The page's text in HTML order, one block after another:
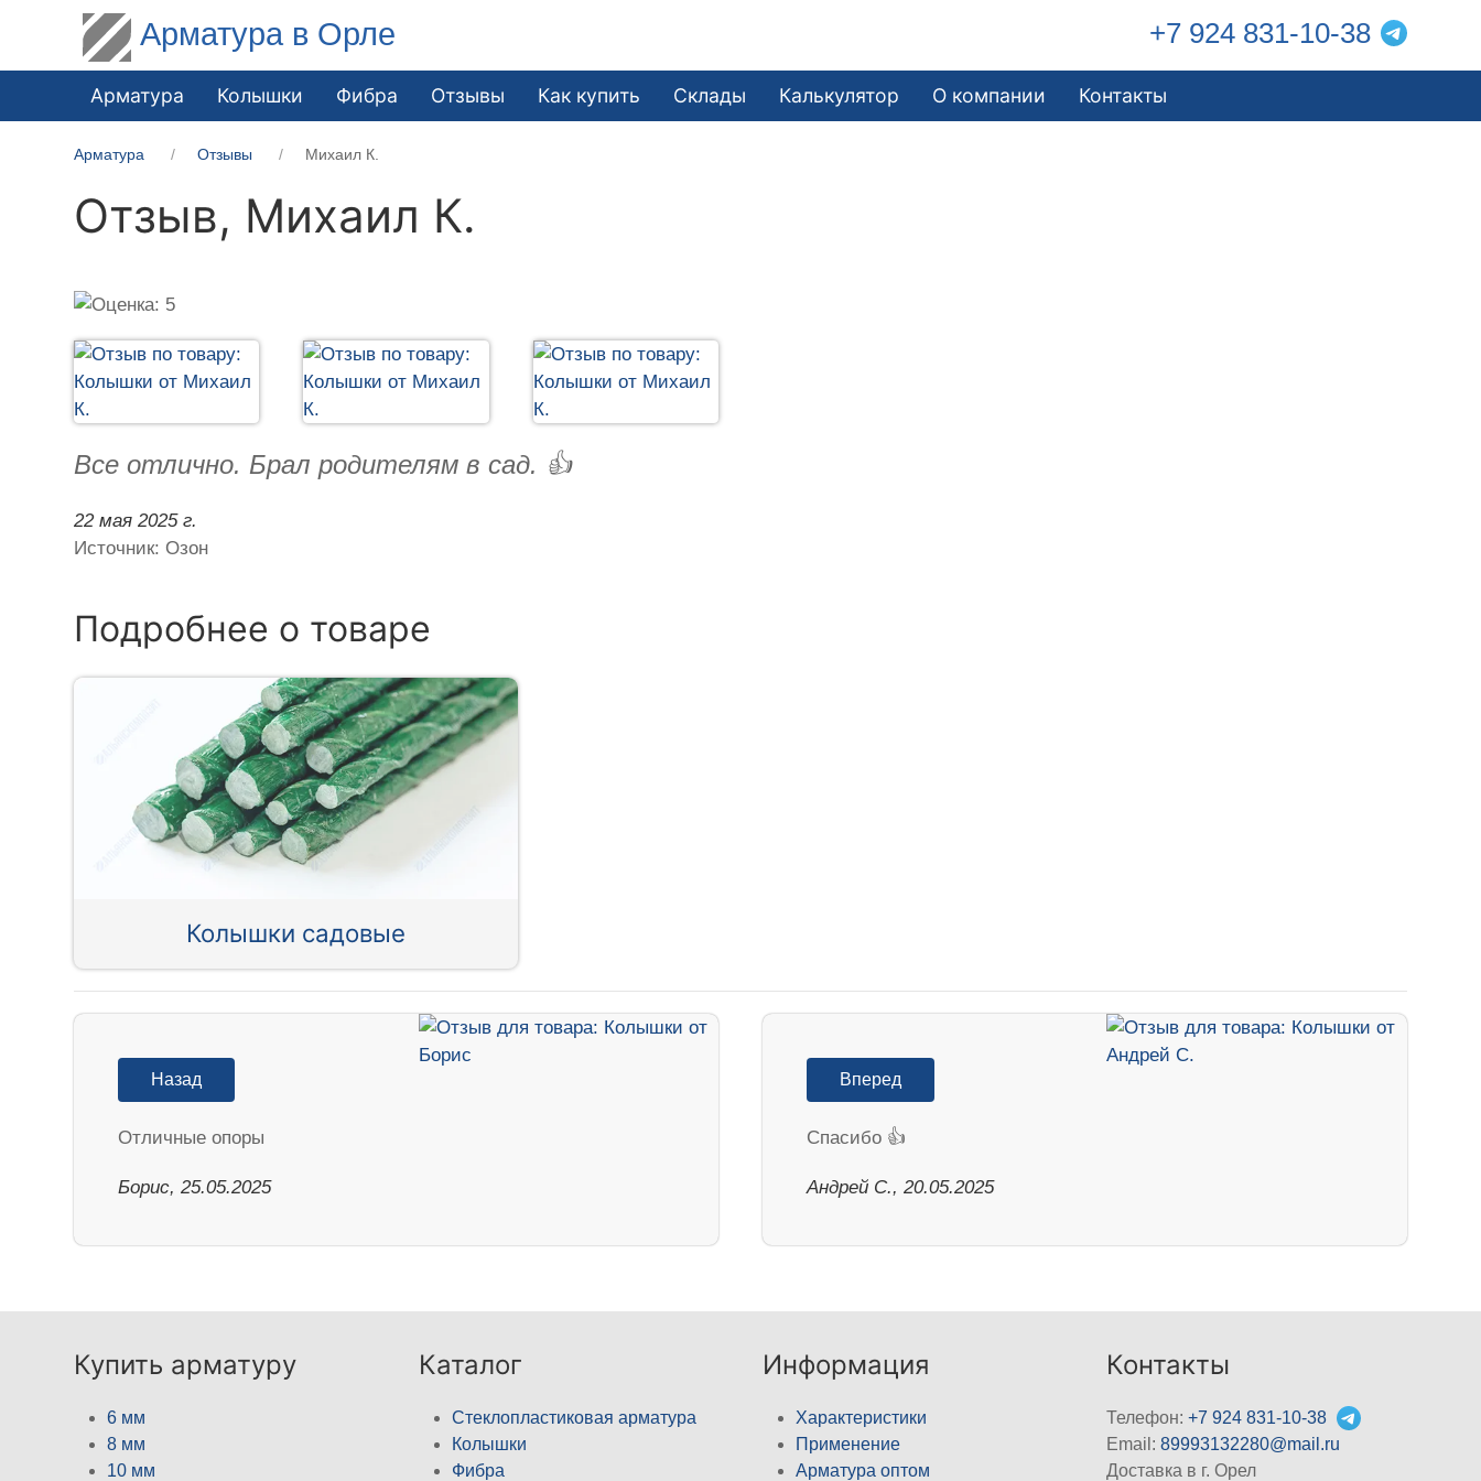
Арматура в Орле +7 924 831-10-38
Арматура Колышки Фибра Отзывы Как купить Склады Калькулятор О компании Контакты
Арматура Отзывы Михаил К.
Отзыв, Михаил К.
Все отлично. Брал родителям в сад. 👍
22 мая 2025 г.
Источник: Озон
Подробнее о товаре
Колышки садовые
Назад
Отличные опоры
Борис, 25.05.2025
Вперед
Спасибо 👍
Андрей С., 20.05.2025
Купить арматуру
6 мм
8 мм
10 мм
Каталог
Стеклопластиковая арматура
Колышки
Фибра
Информация
Характеристики
Применение
Арматура оптом
Контакты
Телефон:+7 924 831-10-38
Email:89993132280@mail.ru
Доставка в г. Орел